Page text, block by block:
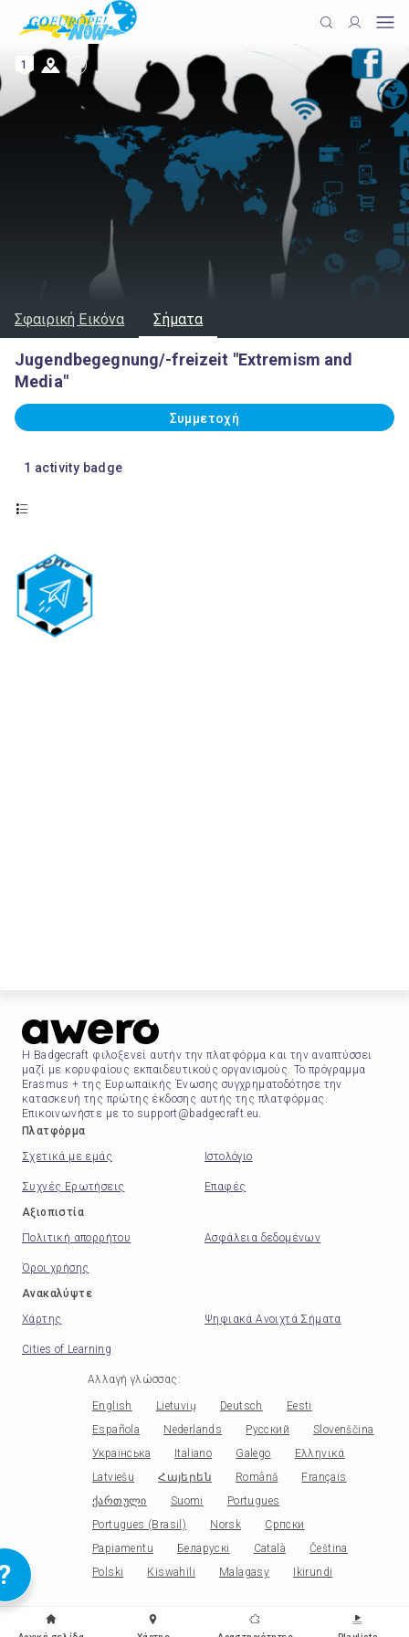
1
Σφαιρική Εικόνα Σήματα
Jugendbegegnung/-freizeit "Extremism and
Media"
Συμμετοχή
1 activity badge
Η Badgecraft φιλοξενεί αυτήν την πλατφόρμα και την αναπτύσσει
μαζί με κορυφαίους εκπαιδευτικούς οργανισμούς. Το πρόγραμμα
Erasmus + της Ευρωπαϊκής Ένωσης συγχρηματοδότησε την
κατασκευή της πρώτης έκδοσης αυτής της πλατφόρμας.
Επικοινωνήστε με το support@badgecraft.eu.
Πλατφόρμα
Σχετικά με εμάς
Ιστολόγιο
Συχνές Ερωτήσεις
Επαφές
Αξιοπιστία
Πολιτική απορρήτου
Ασφάλεια δεδομένων
Όροι χρήσης
Ανακαλύψτε
Χάρτης
Ψηφιακά Ανοιχτά Σήματα
Cities of Learning
Αλλαγή γλώσσας :
English Lietuvių Deutsch
Eesti
Española
Nederlands Русский
Slovenščina
Українська
Italiano Galego
Ελληνικά
Latviešu
Հայերեն Română
Français
ქართული
Suomi
Portugues
Portugues (Brasil)
Norsk
Српски
Papiamentu
Беларускі Català
Čeština
Polski
Kiswahili Malagasy Ikirundi